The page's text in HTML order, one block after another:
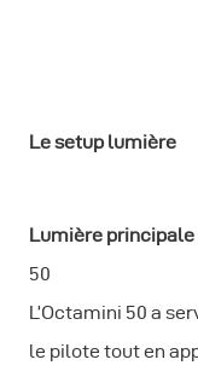
Le setup lumière
Lumière principale
50
L’Octamini 50 a
le pilote tout en